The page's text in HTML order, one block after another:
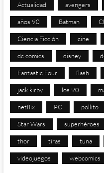
Actualidad avengers
años 90 Batman
Ciencia Ficción cine
dc comics disney
Fantastic Four flash
jack kirby los 90
netflix PC pollito
Star Wars superhéroes
thor tiras tuna
videojuegos webcomics